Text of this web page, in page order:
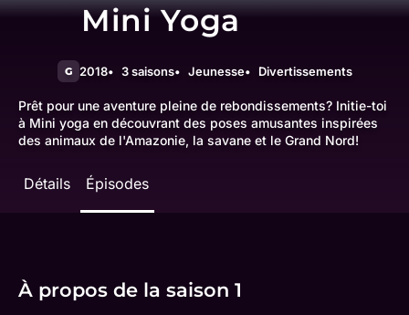
Mini Yoga
G 2018 3 saisons Jeunesse Divertissements
Prêt pour une aventure pleine de rebondissements? Initie-toi
à Mini yoga en découvrant des poses amusantes inspirées
des animaux de l'Amazonie, la savane et le Grand Nord!
Détails Épisodes
À propos de la saison 1